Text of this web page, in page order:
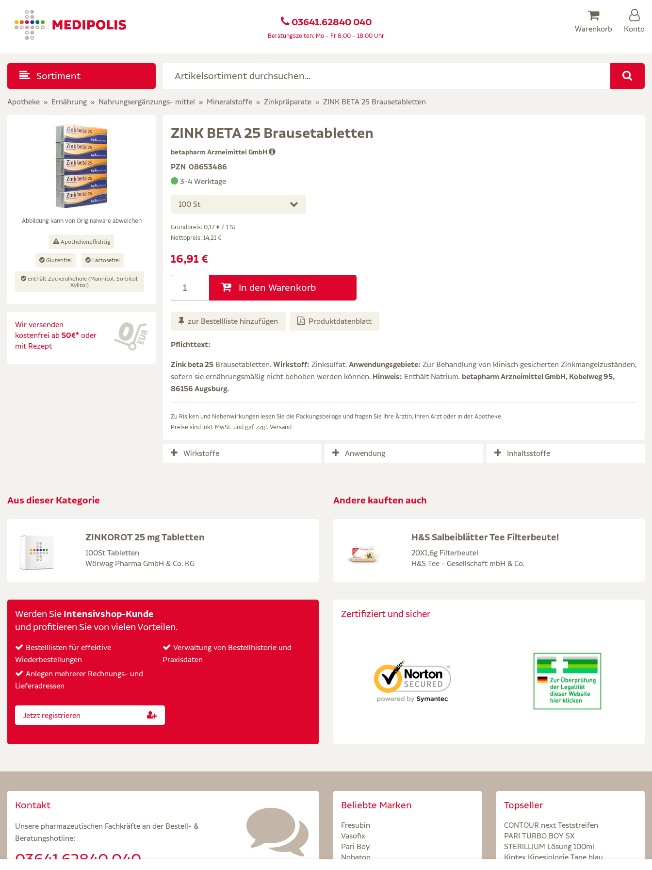
03641.62840 040
Beratungszeiten: Mo – Fr 8.00 – 18.00 Uhr
Warenkorb Konto
Sortiment
Apotheke Ernährung Nahrungsergänzungs- mittel Mineralstoffe Zinkpräparate ZINK BETA 25 Brausetabletten
Abbildung kann von Originalware abweichen
Apothekenpflichtig
Glutenfrei Lactosefrei
enthält Zuckeralkohole (Mannitol, Sorbitol,
Xylitol)
Wir versenden
kostenfrei ab 50€* oder
mit Rezept
ZINK BETA 25 Brausetabletten
betapharm Arzneimittel GmbH
PZN 08653486
3-4 Werktage
100 St
Grundpreis: 0,17 € / 1 St
Nettopreis: 14,21 €
16,91 €
In den Warenkorb
zur Bestellliste hinzufügen Produktdatenblatt
Pflichttext:
Zink beta 25 Brausetabletten. Wirkstoff: Zinksulfat. Anwendungsgebiete: Zur Behandlung von klinisch gesicherten Zinkmangelzuständen,
sofern sie ernährungsmäßig nicht behoben werden können. Hinweis: Enthält Natrium. betapharm Arzneimittel GmbH, Kobelweg 95,
86156 Augsburg.
Zu Risiken und Nebenwirkungen lesen Sie die Packungsbeilage und fragen Sie Ihre Ärztin, Ihren Arzt oder in der Apotheke.
Preise sind inkl. MwSt. und ggf. zzgl. Versand
Wirkstoffe Anwendung Inhaltsstoffe
Aus dieser Kategorie
ZINKOROT 25 mg Tabletten
100St Tabletten
Wörwag Pharma GmbH & Co. KG
Andere kauften auch
H&S Salbeiblätter Tee Filterbeutel
20X1,6g Filterbeutel
H&S Tee - Gesellschaft mbH & Co.
Werden Sie Intensivshop-Kunde
und profitieren Sie von vielen Vorteilen.
Bestelllisten für effektive
Wiederbestellungen
Anlegen mehrerer Rechnungs- und
Lieferadressen
Verwaltung von Bestellhistorie und
Praxisdaten
Jetzt registrieren
Zertifiziert und sicher
Kontakt
Unsere pharmazeutischen Fachkräfte an der Bestell- &
Beratungshotline:
03641.62840 040
Beliebte Marken
Fresubin
Vasofix
Pari Boy
Nobatop
Topseller
CONTOUR next Teststreifen
PARI TURBO BOY SX
STERILLIUM Lösung 100ml
Kintex Kinesiologie Tape blau